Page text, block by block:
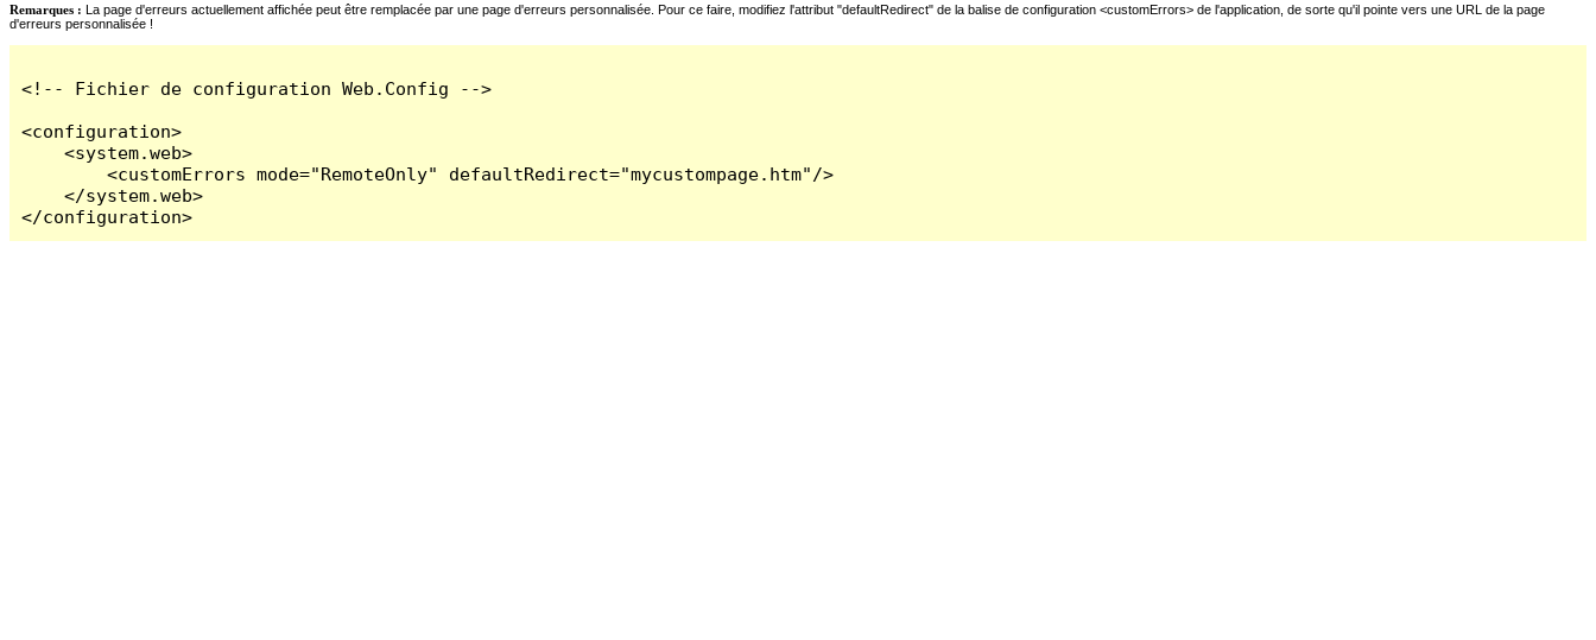
Remarques : La page d'erreurs actuellement affichée peut être remplacée par une page d'erreurs personnalisée. Pour ce faire, modifiez l'attribut "defaultRedirect" de la balise de configuration <customErrors> de l'application, de sorte qu'il pointe vers une URL de la page
d'erreurs personnalisée !
<!-- Fichier de configuration Web.Config -->
<configuration>
    <system.web>
        <customErrors mode="RemoteOnly" defaultRedirect="mycustompage.htm"/>
    </system.web>
</configuration>